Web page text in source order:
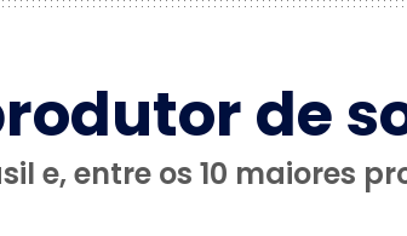
de
e, entre os 10 maiores